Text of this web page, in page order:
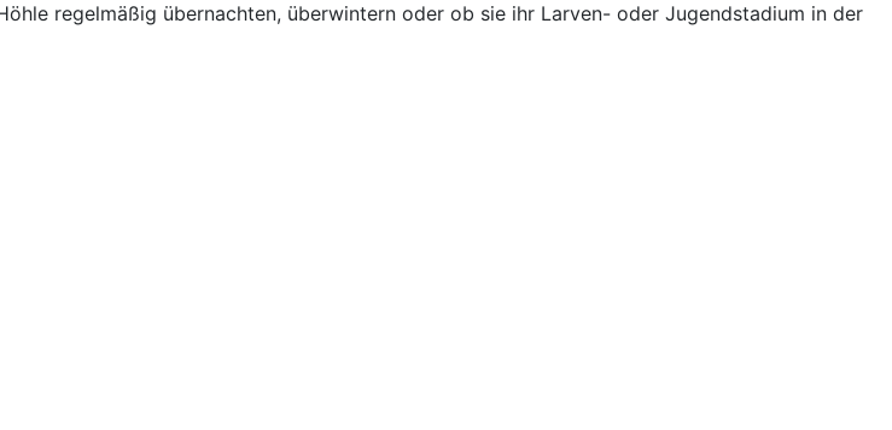
regelmäßig übernachten, überwintern oder ob sie ihr Larven- oder Jugendstadium in der